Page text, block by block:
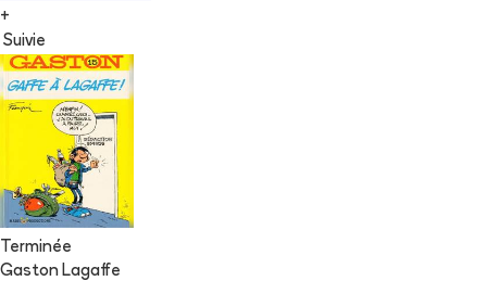
+
Suivie
Terminée
Gaston Lagaffe